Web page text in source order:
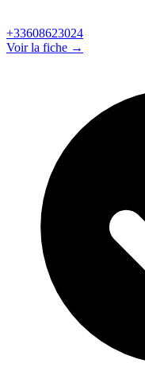
+33608623024
Voir la fiche →